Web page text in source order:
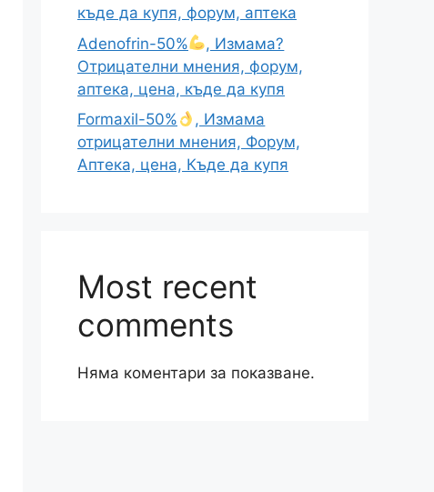
къде да купя, форум, аптека
Adenofrin-50%
, Измама?
Отрицателни мнения, форум,
аптека, цена, къде да купя
Formaxil-50%
, Измама
отрицателни мнения, Форум,
Аптека, цена, Къде да купя
Most recent
comments
Няма коментари за показване.